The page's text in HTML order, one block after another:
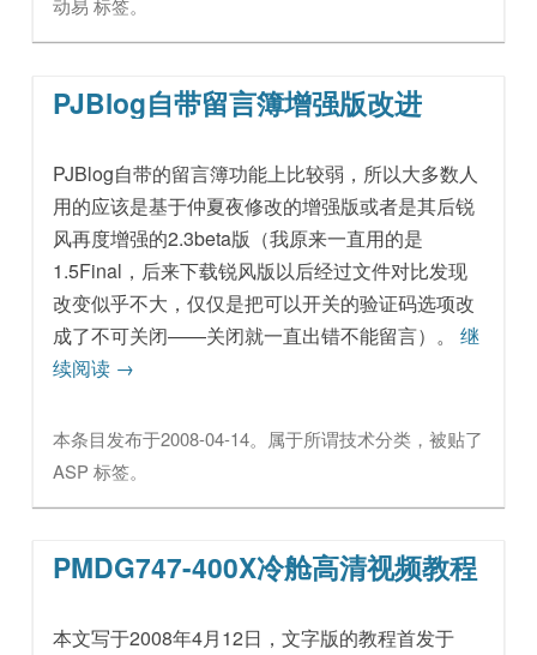
动易 标签。
PJBlog自带留言簿增强版改进
PJBlog自带的留言簿功能上比较弱，所以大多数人
用的应该是基于仲夏夜修改的增强版或者是其后锐
风再度增强的2.3beta版（我原来一直用的是
1.5Final，后来下载锐风版以后经过文件对比发现
改变似乎不大，仅仅是把可以开关的验证码选项改
成了不可关闭——关闭就一直出错不能留言）。继
续阅读 →
本条目发布于2008-04-14。属于所谓技术分类，被贴了
ASP 标签。
PMDG747-400X冷舱高清视频教程
本文写于2008年4月12日，文字版的教程首发于